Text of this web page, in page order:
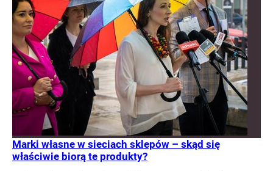
Marki własne w sieciach sklepów – skąd się
właściwie biorą te produkty?